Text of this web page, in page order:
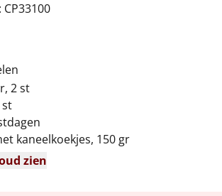
2 st
st
kaneelkoekjes, 150 gr
zien